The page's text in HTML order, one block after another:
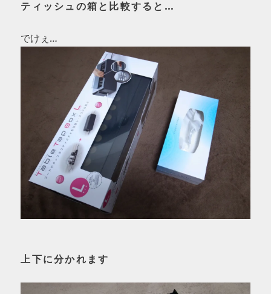
ティッシュの箱と比較すると…
でけぇ…
上下に分かれます